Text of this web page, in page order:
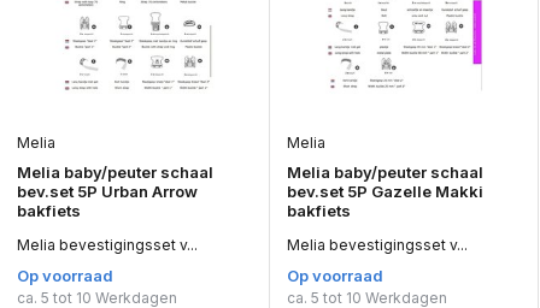
Melia
Melia baby/peuter schaal
bev.set 5P Urban Arrow
bakfiets
Melia bevestigingsset v...
Op voorraad
ca. 5 tot 10 Werkdagen
Melia
Melia baby/peuter schaal
bev.set 5P Gazelle Makki
bakfiets
Melia bevestigingsset v...
Op voorraad
ca. 5 tot 10 Werkdagen